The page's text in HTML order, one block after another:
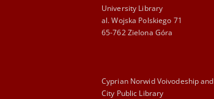
University Library
al. Wojska Polskiego 71
65-762 Zielona Góra
Cyprian Norwid Voivodeship and
City Public Library